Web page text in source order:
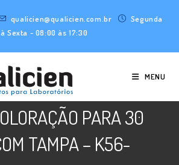
qualicien@qualicien.com.br
Segunda
à Sexta - 08:00 às 17:30
MENU
PARA 30
TAMPA – K56-